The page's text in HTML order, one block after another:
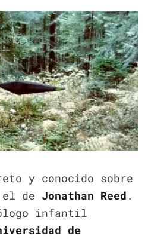
y conocido sobre
de Jonathan Reed .
infantil
de